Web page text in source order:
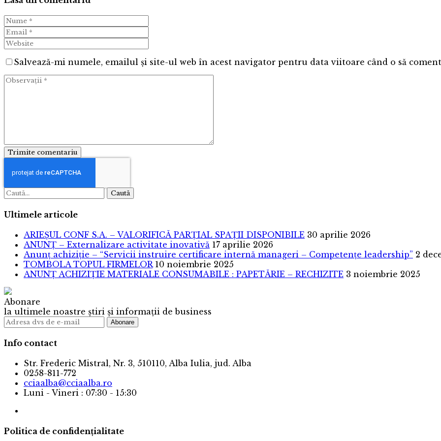
Salvează-mi numele, emailul și site-ul web în acest navigator pentru data viitoare când o să
Trimite comentariu
Caută
Ultimele articole
ARIEȘUL CONF S.A. – VALORIFICĂ PARȚIAL SPAȚII DISPONIBILE 30 aprilie 2026
ANUNȚ – Externalizare activitate inovativă 17 aprilie 2026
Anunț achiziție – “Servicii instruire certificare internă manageri – Competențe leadership” 2
TOMBOLA TOPUL FIRMELOR 10 noiembrie 2025
ANUNȚ ACHIZIȚIE MATERIALE CONSUMABILE : PAPETĂRIE – RECHIZITE 3 noiembrie 2025
Abonare
la ultimele noastre știri și informații de business
Info contact
Str. Frederic Mistral, Nr. 3, 510110, Alba Iulia, jud. Alba
0258-811-772
cciaalba@cciaalba.ro
Luni - Vineri : 07:30 - 15:30
Politica de confidențialitate